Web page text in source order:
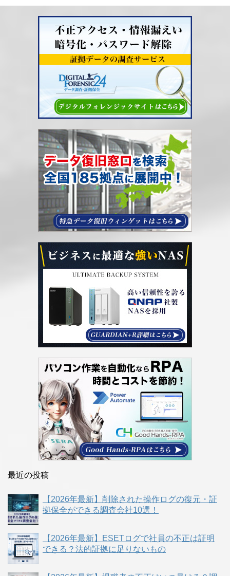
最近の投稿
【2026年最新】削除された操作ログの復元・証
拠保全ができる調査会社10選！
【2026年最新】ESETログで社員の不正は証明
できる？法的証拠に足りないもの